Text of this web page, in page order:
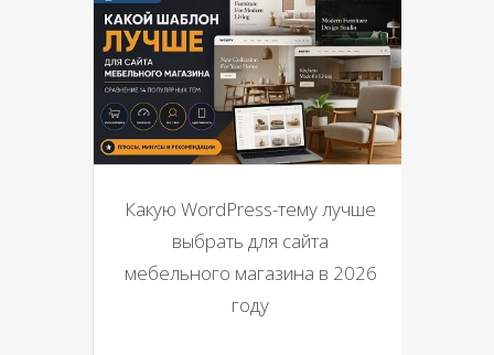
Какую WordPress-тему лучше
выбрать для сайта
мебельного магазина в 2026
году